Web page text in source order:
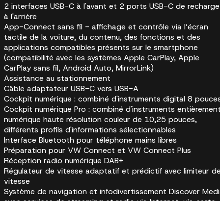
2 interfaces USB-C à l'avant et 2 ports USB-C de recharge
à l'arrière
App-Connect sans fil - affichage et contrôle via l’écran
tactile de la voiture, du contenu, des fonctions et des
applications compatibles présents sur le smartphone
(compatibilité avec les systèmes Apple CarPlay, Apple
CarPlay sans fil, Android Auto, MirrorLink)
Assistance au stationnement
Câble adaptateur USB-C vers USB-A
Cockpit numérique : combiné d'instruments digital 8
Cockpit numérique Pro : combiné d'instruments
numérique haute résolution couleur de 10,25 pouces,
différents profils d'informations sélectionnables
Interface Bluetooth pour téléphone mains libres
Préparation pour VW Connect et VW Connect Plus
Réception radio numérique DAB+
Régulateur de vitesse adaptatif et prédictif avec limiteur
vitesse
Système de navigation et infodivertissement Discover